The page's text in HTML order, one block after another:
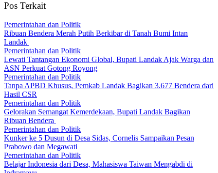
Pos Terkait
Pemerintahan dan Politik
Ribuan Bendera Merah Putih Berkibar di Tanah Bumi Intan
Landak
Pemerintahan dan Politik
Lewati Tantangan Ekonomi Global, Bupati Landak Ajak Warga dan
ASN Perkuat Gotong Royong
Pemerintahan dan Politik
Tanpa APBD Khusus, Pemkab Landak Bagikan 3.677 Bendera dari
Hasil CSR
Pemerintahan dan Politik
Gelorakan Semangat Kemerdekaan, Bupati Landak Bagikan
Ribuan Bendera
Pemerintahan dan Politik
Kunker ke 5 Dusun di Desa Sidas, Cornelis Sampaikan Pesan
Prabowo dan Megawati
Pemerintahan dan Politik
Belajar Indonesia dari Desa, Mahasiswa Taiwan Mengabdi di